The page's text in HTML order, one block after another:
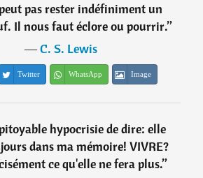
pas rester indéfiniment un
Il nous faut éclore ou pourrir.”
―C. S. Lewis
Twitter WhatsApp Image
hypocrisie de dire: elle
dans ma mémoire! VIVRE?
ce qu'elle ne fera plus.”